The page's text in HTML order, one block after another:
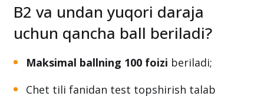
B2 va undan yuqori daraja
uchun qancha ball beriladi?
Maksimal ballning 100 foizi beriladi;
Chet tili fanidan test topshirish talab